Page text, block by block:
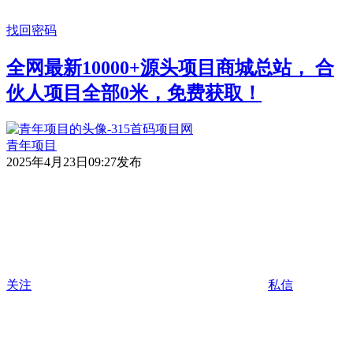
找回密码
全网最新10000+源头项目商城总站， 合
伙人项目全部0米，免费获取！
青年项目
2025年4月23日09:27发布
关注 私信